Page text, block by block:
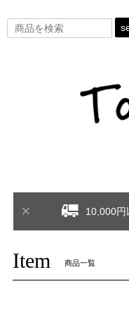
10,000円
Item 商品一覧